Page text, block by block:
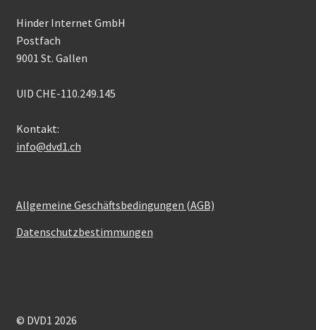
Hinder Internet GmbH
Postfach
9001 St. Gallen
UID CHE-110.249.145
Kontakt:
info@dvd1.ch
Allgemeine Geschäftsbedingungen (AGB)
Datenschutzbestimmungen
© DVD1 2026